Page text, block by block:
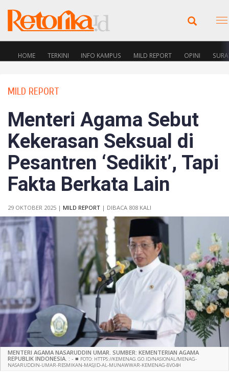
HOME TERKINI INFO KAMPUS MILD REPORT OPINI
MILD REPORT
Menteri Agama Sebut
Kekerasan Seksual di
Pesantren ‘Sedikit’, Tapi
Fakta Berkata Lain
29 OKTOBER 2025 | MILD REPORT | DIBACA 808 KALI
MENTERI AGAMA NASARUDDIN UMAR. SUMBER: KEMENTERIAN AGAMA
REPUBLIK INDONESIA. : - ■ FOTO: HTTPS://KEMENAG.GO.ID/NASIONAL/MENAG-
NASARUDDIN-UMAR-RESMIKAN-MASJID-AL-MUNAWWAR-KEMENAG-8V04H